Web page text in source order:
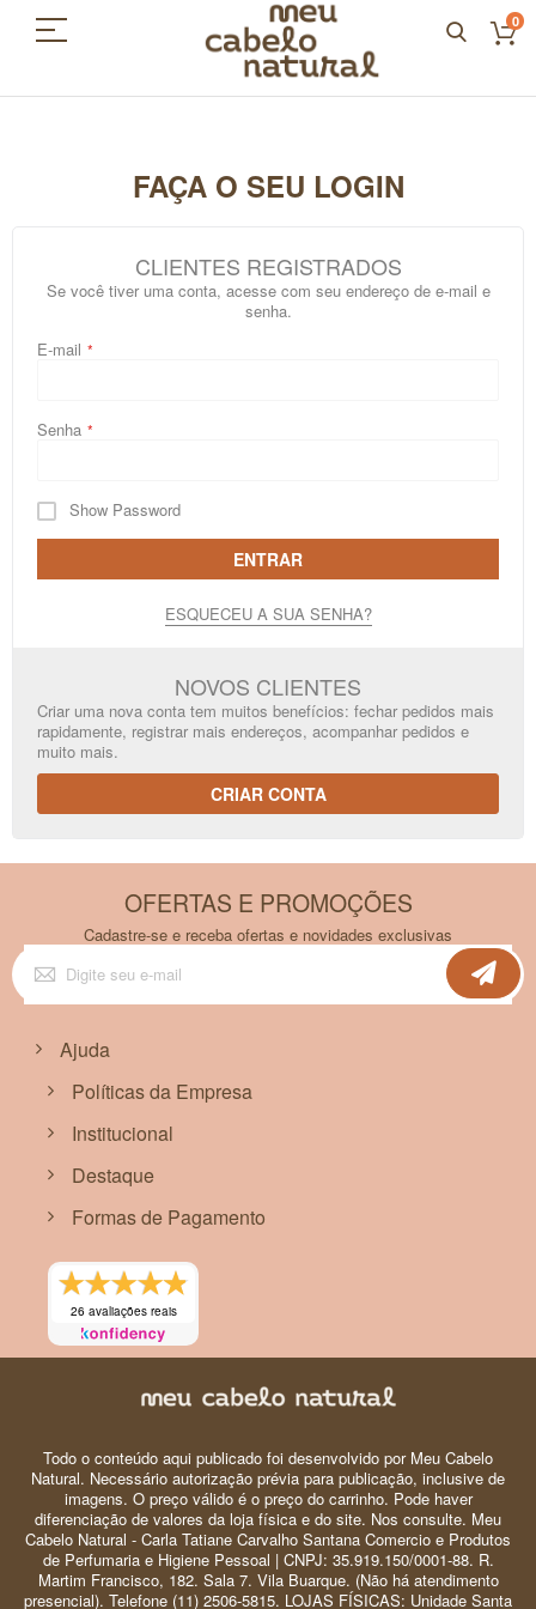
0
FAÇA O SEU LOGIN
CLIENTES REGISTRADOS
Se você tiver uma conta, acesse com seu endereço de e-mail e
senha.
E-mail
Senha
Show Password
ENTRAR
ESQUECEU A SUA SENHA?
NOVOS CLIENTES
Criar uma nova conta tem muitos benefícios: fechar pedidos mais
rapidamente, registrar mais endereços, acompanhar pedidos e
muito mais.
CRIAR CONTA
OFERTAS E PROMOÇÕES
Cadastre-se e receba ofertas e novidades exclusivas
Inscreva-
se
na
Ajuda
Políticas da Empresa
Institucional
Destaque
Formas de Pagamento
26 avaliações reais
Todo o conteúdo aqui publicado foi desenvolvido por Meu Cabelo
Natural. Necessário autorização prévia para publicação, inclusive de
imagens. O preço válido é o preço do carrinho. Pode haver
diferenciação de valores da loja física e do site. Nos consulte. Meu
Cabelo Natural - Carla Tatiane Carvalho Santana Comercio e Produtos
de Perfumaria e Higiene Pessoal | CNPJ: 35.919.150/0001-88. R.
Martim Francisco, 182. Sala 7. Vila Buarque. (Não há atendimento
presencial). Telefone (11) 2506-5815. LOJAS FÍSICAS: Unidade Santa